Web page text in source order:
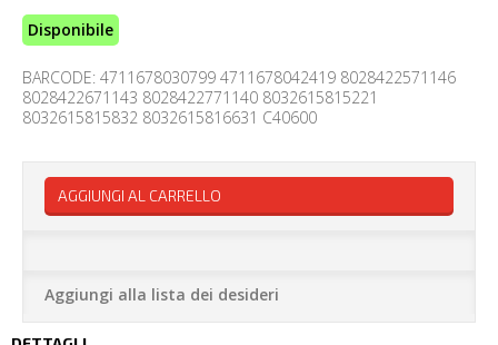
Disponibile
BARCODE: 4711678030799 4711678042419 8028422571146
8028422671143 8028422771140 8032615815221
8032615815832 8032615816631 C40600
AGGIUNGI AL CARRELLO
Aggiungi alla lista dei desideri